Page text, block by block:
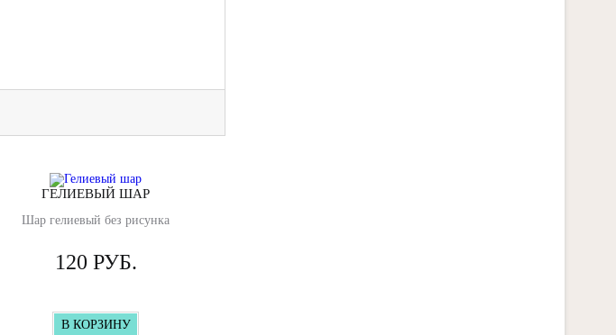
ГЕЛИЕВЫЙ ШАР
Шар гелиевый без рисунка
120 РУБ.
В КОРЗИНУ